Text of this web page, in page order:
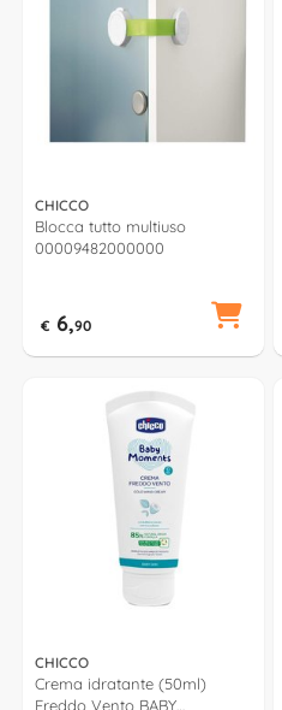
CHICCO
Blocca tutto multiuso
00009482000000
€ 6,90
CHICCO
Crema idratante (50ml)
Freddo Vento BABY